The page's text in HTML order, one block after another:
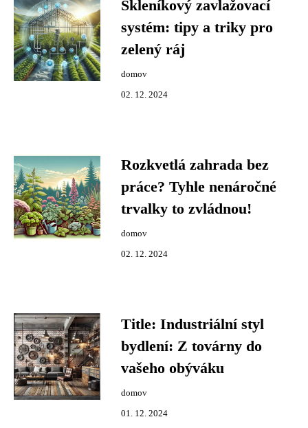
Skleníkový zavlažovací
systém: tipy a triky pro
zelený ráj
domov
02. 12. 2024
Rozkvetlá zahrada bez
práce? Tyhle nenáročné
trvalky to zvládnou!
domov
02. 12. 2024
Title: Industriální styl
bydlení: Z továrny do
vašeho obýváku
domov
01. 12. 2024